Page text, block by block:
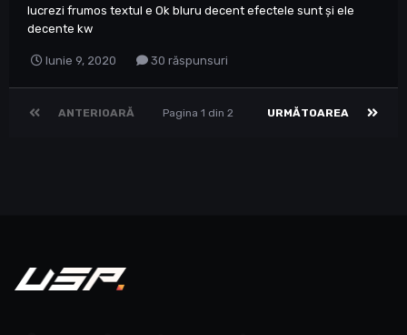
lucrezi frumos textul e Ok bluru decent efectele sunt și ele
decente kw
Iunie 9, 2020 30 răspunsuri
ANTERIOARĂ URMĂTOAREA
Pagina 1 din 2